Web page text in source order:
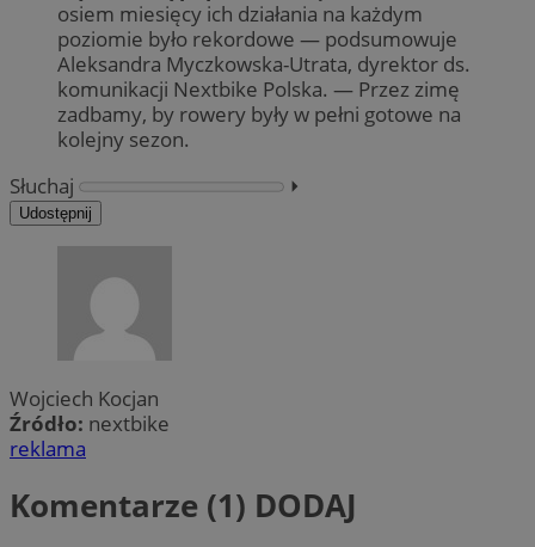
osiem miesięcy ich działania na każdym
poziomie było rekordowe — podsumowuje
Aleksandra Myczkowska-Utrata, dyrektor ds.
komunikacji Nextbike Polska. — Przez zimę
zadbamy, by rowery były w pełni gotowe na
kolejny sezon.
Słuchaj
⏵︎
Udostępnij
Wojciech Kocjan
Źródło: nextbike
reklama
Komentarze (1) DODAJ